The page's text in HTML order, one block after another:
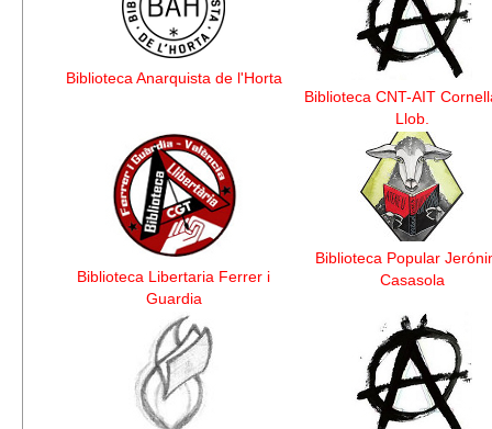
Biblioteca Anarquista de l'Horta
Biblioteca CNT-AIT
Llob.
Biblioteca Libertaria Ferrer i
Guardia
Biblioteca Popular
Casasola